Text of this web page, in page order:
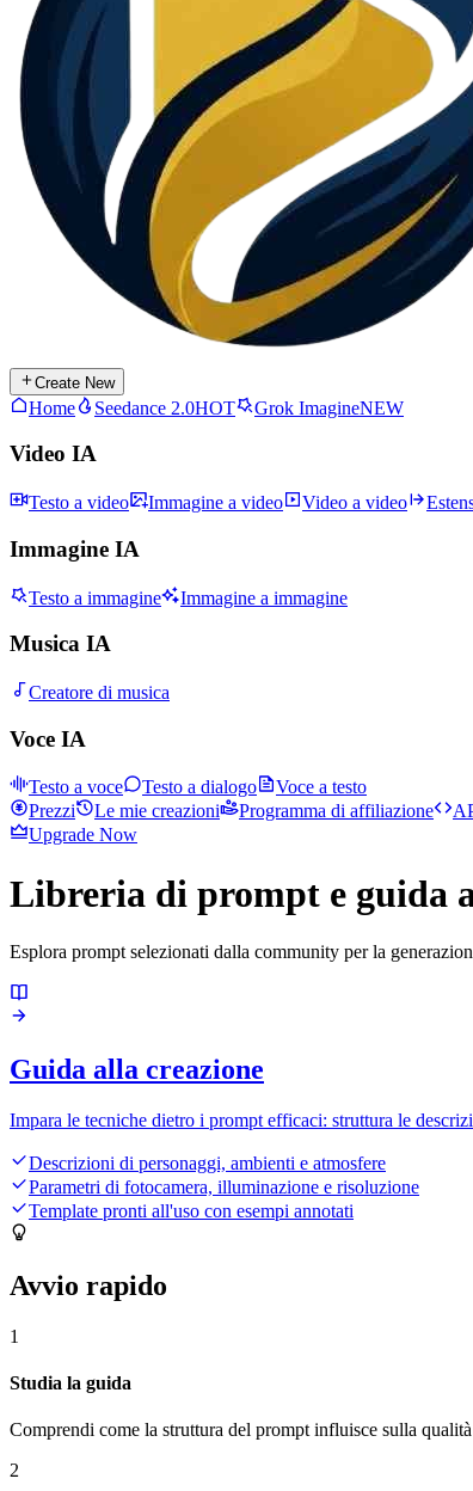
Create New
Home Seedance 2.0HOT Grok ImagineNEW
Video IA
Testo a video Immagine a video Video a video
Immagine IA
Testo a immagine Immagine a immagine
Musica IA
Creatore di musica
Voce IA
Testo a voce Testo a dialogo
Voce a testo
Prezzi
Le mie creazioni Programma di affiliazione
Upgrade Now
Libreria di prompt e guida
Esplora prompt selezionati dalla community per la
Guida alla creazione
Impara le tecniche dietro i prompt efficaci: struttura le
Descrizioni di personaggi, ambienti e atmosfere
Parametri di fotocamera, illuminazione e risoluzione
Template pronti all'uso con esempi annotati
Avvio rapido
1
Studia la guida
Comprendi come la struttura del prompt influisce sulla
2